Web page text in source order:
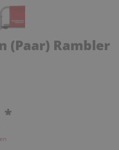
(Paar) Rambler
*